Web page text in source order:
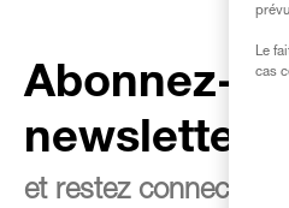
Abonnez-
newsletter
et restez connecté à
Le
cas